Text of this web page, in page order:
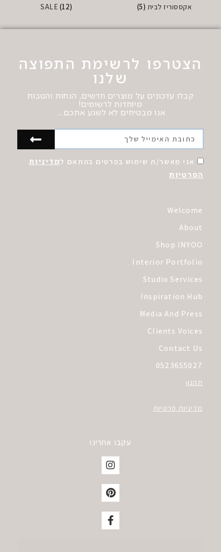
אקססוריז לבית (5)
SALE (12)
Welcome
About
Shop INYOO
Interior Portfolio
Studio Services
Inspiration Hub
Media And Press
Clients Voices
Contact Us
0523655027
תקנון
מדיניות פרטיות
הצטרפו לרשימת התפוצה
שלנו
קבלו עדכונים על מוצרים חדשים, הנחות והטבות
מיוחדות לרשומים!
אנו מבטיחים לא לשגע אתכם…
אני מאשר/ת שימוש בפרטים בהתאם למדיניות
הפרטיות
עקבו אחרינו